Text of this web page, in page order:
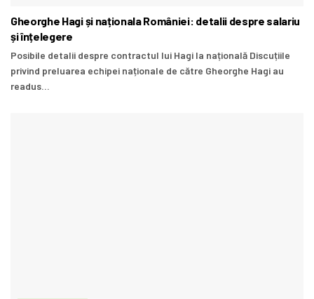
Gheorghe Hagi și naționala României: detalii despre salariu
și înțelegere
Posibile detalii despre contractul lui Hagi la națională Discuțiile
privind preluarea echipei naționale de către Gheorghe Hagi au
readus...